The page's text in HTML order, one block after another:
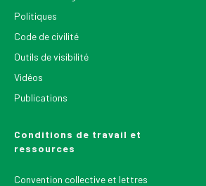
Politiques
Code de civilité
Outils de visibilité
Vidéos
Publications
Conditions de travail et
ressources
Convention collective et lettres